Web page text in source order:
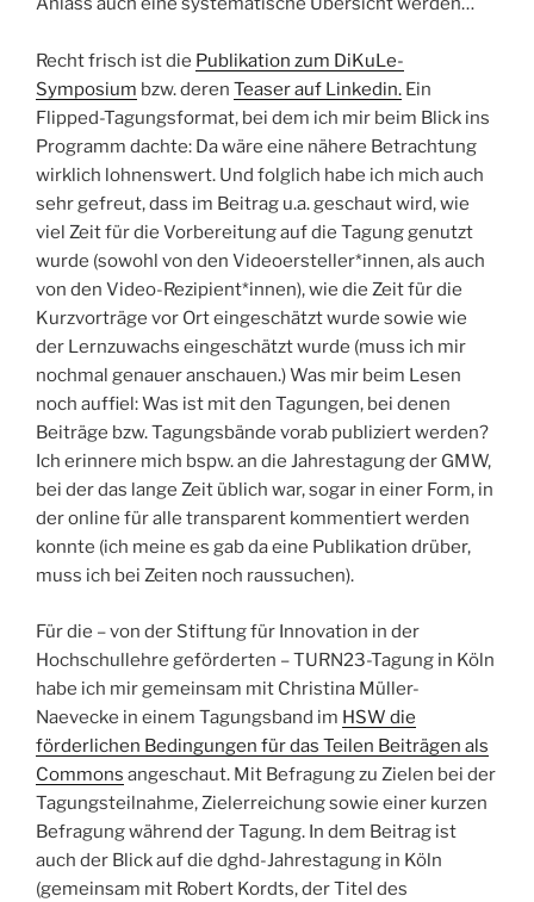
Recht frisch ist die Publikation zum DiKuLe-
Symposium bzw. deren Teaser auf Linkedin. Ein
Flipped-Tagungsformat, bei dem ich mir beim Blick ins
Programm dachte: Da wäre eine nähere Betrachtung
wirklich lohnenswert. Und folglich habe ich mich auch
sehr gefreut, dass im Beitrag u.a. geschaut wird, wie
viel Zeit für die Vorbereitung auf die Tagung genutzt
wurde (sowohl von den Videoersteller*innen, als auch
von den Video-Rezipient*innen), wie die Zeit für die
Kurzvorträge vor Ort eingeschätzt wurde sowie wie
der Lernzuwachs eingeschätzt wurde (muss ich mir
nochmal genauer anschauen.) Was mir beim Lesen
noch auffiel: Was ist mit den Tagungen, bei denen
Beiträge bzw. Tagungsbände vorab publiziert werden?
Ich erinnere mich bspw. an die Jahrestagung der GMW,
bei der das lange Zeit üblich war, sogar in einer Form, in
der online für alle transparent kommentiert werden
konnte (ich meine es gab da eine Publikation drüber,
muss ich bei Zeiten noch raussuchen).
Für die – von der Stiftung für Innovation in der
Hochschullehre geförderten – TURN23-Tagung in Köln
habe ich mir gemeinsam mit Christina Müller-
Naevecke in einem Tagungsband im HSW die
förderlichen Bedingungen für das Teilen Beiträgen als
Commons angeschaut. Mit Befragung zu Zielen bei der
Tagungsteilnahme, Zielerreichung sowie einer kurzen
Befragung während der Tagung. In dem Beitrag ist
auch der Blick auf die dghd-Jahrestagung in Köln
(gemeinsam mit Robert Kordts, der Titel des